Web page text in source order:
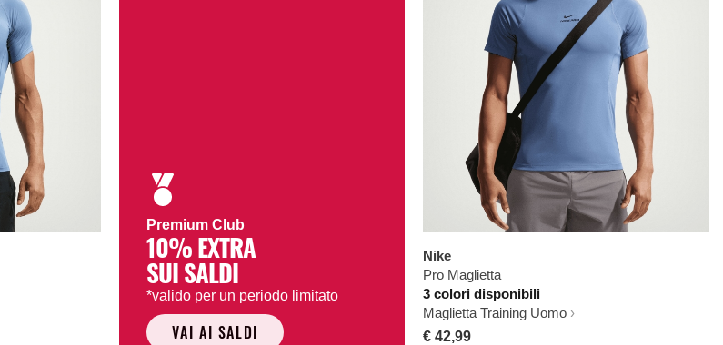
Premium Club
10% EXTRA
SUI SALDI
*valido per un periodo limitato
VAI AI SALDI
Nike
Pro Maglietta
3 colori disponibili
Maglietta Training Uomo
€ 42,99